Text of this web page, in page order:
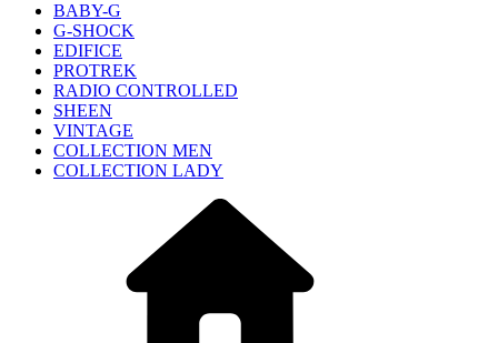
BABY-G
G-SHOCK
EDIFICE
PROTREK
RADIO CONTROLLED
SHEEN
VINTAGE
COLLECTION MEN
COLLECTION LADY